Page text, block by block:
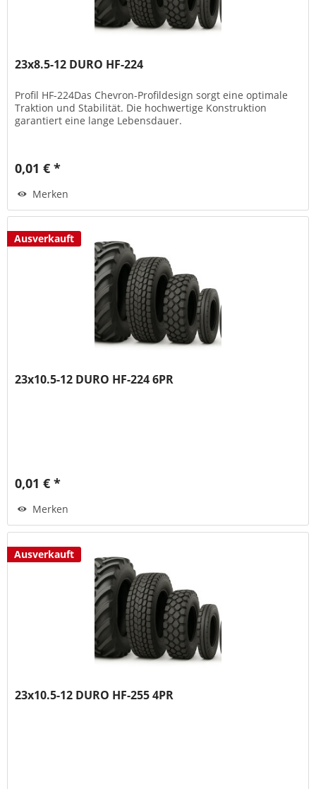
23x8.5-12 DURO HF-224
Profil HF-224Das Chevron-Profildesign sorgt eine optimale
Traktion und Stabilität. Die hochwertige Konstruktion
garantiert eine lange Lebensdauer.
0,01 € *
Merken
Ausverkauft
23x10.5-12 DURO HF-224 6PR
0,01 € *
Merken
Ausverkauft
23x10.5-12 DURO HF-255 4PR